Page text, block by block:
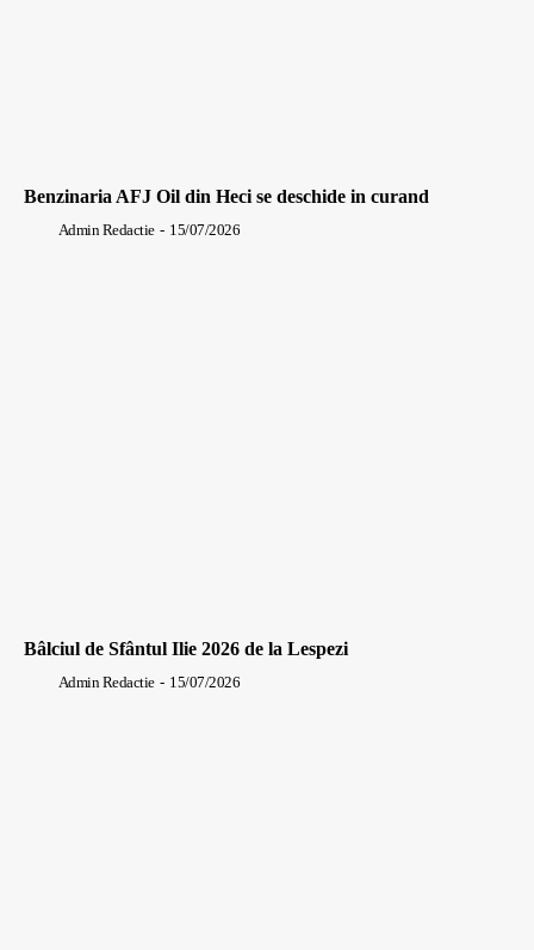
Benzinaria AFJ Oil din Heci se deschide in curand
Admin Redactie - 15/07/2026
Bâlciul de Sfântul Ilie 2026 de la Lespezi
Admin Redactie - 15/07/2026